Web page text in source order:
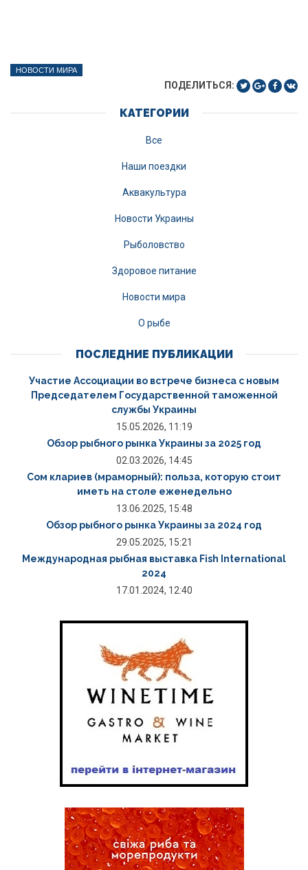
НОВОСТИ МИРА
ПОДЕЛИТЬСЯ:
КАТЕГОРИИ
Все
Наши поездки
Аквакультура
Новости Украины
Рыболовство
Здоровое питание
Новости мира
О рыбе
ПОСЛЕДНИЕ ПУБЛИКАЦИИ
Участие Ассоциации во встрече бизнеса с новым
Председателем Государственной таможенной
службы Украины
15.05.2026, 11:19
Обзор рыбного рынка Украины за 2025 год
02.03.2026, 14:45
Сом клариев (мраморный): польза, которую стоит
иметь на столе еженедельно
13.06.2025, 15:48
Обзор рыбного рынка Украины за 2024 год
29.05.2025, 15:21
Международная рыбная выставка Fish International
2024
17.01.2024, 12:40